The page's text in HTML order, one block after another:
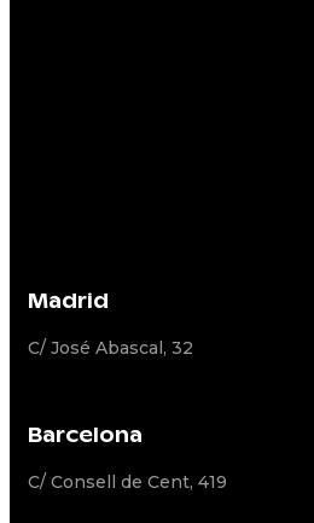
Madrid
C/ José Abascal, 32
Barcelona
C/ Consell de Cent, 419